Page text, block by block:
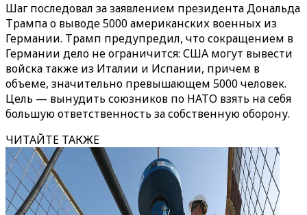
Шаг последовал за заявлением президента Дональда
Трампа о выводе 5000 американских военных из
Германии. Трамп предупредил, что сокращением в
Германии дело не ограничится: США могут вывести
войска также из Италии и Испании, причем в
объеме, значительно превышающем 5000 человек.
Цель — вынудить союзников по НАТО взять на себя
большую ответственность за собственную оборону.
ЧИТАЙТЕ ТАКЖЕ